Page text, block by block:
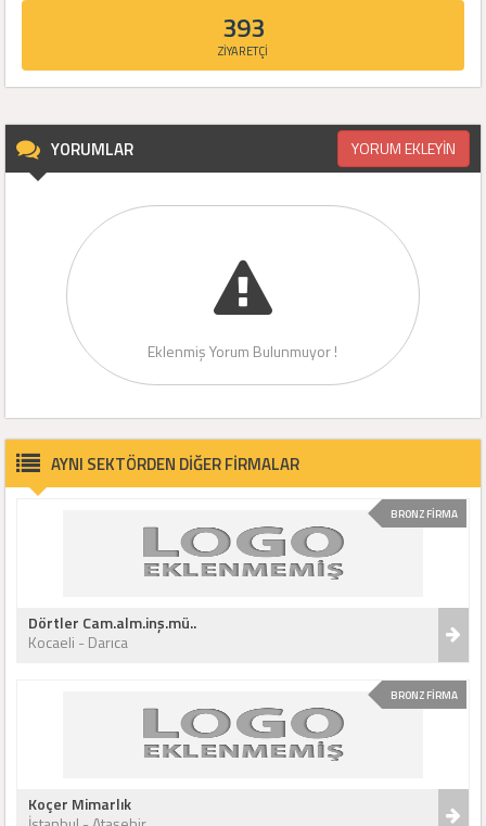
393
ZİYARETÇİ
YORUMLAR YORUM EKLEYİN
Eklenmiş Yorum Bulunmuyor !
AYNI SEKTÖRDEN DİĞER FİRMALAR
BRONZ FİRMA
Dörtler Cam.alm.inş.mü..
Kocaeli - Darıca
BRONZ FİRMA
Koçer Mimarlık